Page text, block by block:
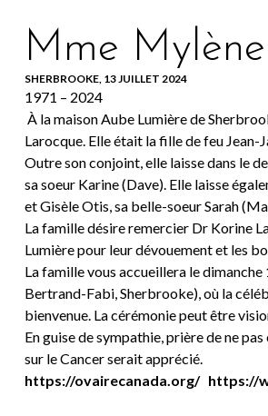
Mme
SHERBROOKE, 13 JUILLET 2024
1971 – 2024
À la maison Aube Lumière de
Larocque. Elle était la fille de feu Jean-
Outre son conjoint, elle laisse dans le
sa soeur Karine (Dave). Elle laisse
et Gisèle Otis, sa belle-soeur Sarah
La famille désire remercier Dr Korine
Lumière pour leur dévouement et les
La famille vous accueillera le
Bertrand-Fabi, Sherbrooke), où la
bienvenue. La cérémonie peut être
En guise de sympathie, prière de ne
sur le Cancer serait apprécié.
https://ovairecanada.org/ https://